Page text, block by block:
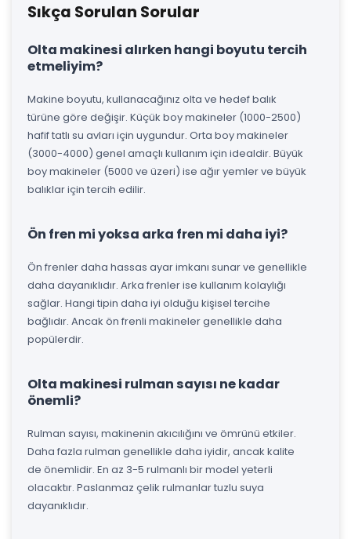
Sıkça Sorulan Sorular
Olta makinesi alırken hangi boyutu tercih
etmeliyim?
Makine boyutu, kullanacağınız olta ve hedef balık
türüne göre değişir. Küçük boy makineler (1000-2500)
hafif tatlı su avları için uygundur. Orta boy makineler
(3000-4000) genel amaçlı kullanım için idealdir. Büyük
boy makineler (5000 ve üzeri) ise ağır yemler ve büyük
balıklar için tercih edilir.
Ön fren mi yoksa arka fren mi daha iyi?
Ön frenler daha hassas ayar imkanı sunar ve genellikle
daha dayanıklıdır. Arka frenler ise kullanım kolaylığı
sağlar. Hangi tipin daha iyi olduğu kişisel tercihe
bağlıdır. Ancak ön frenli makineler genellikle daha
popülerdir.
Olta makinesi rulman sayısı ne kadar
önemli?
Rulman sayısı, makinenin akıcılığını ve ömrünü etkiler.
Daha fazla rulman genellikle daha iyidir, ancak kalite
de önemlidir. En az 3-5 rulmanlı bir model yeterli
olacaktır. Paslanmaz çelik rulmanlar tuzlu suya
dayanıklıdır.